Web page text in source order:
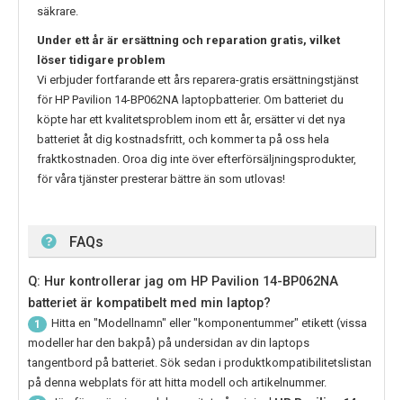
säkrare.
Under ett år är ersättning och reparation gratis, vilket
löser tidigare problem
Vi erbjuder fortfarande ett års reparera-gratis ersättningstjänst
förHP Pavilion 14-BP062NA laptopbatterier. Om batteriet du
köpte har ett kvalitetsproblem inom ett år, ersätter vi det nya
batteriet åt dig kostnadsfritt, och kommer ta på oss hela
fraktkostnaden. Oroa dig inte över efterförsäljningsprodukter,
för våra tjänster presterar bättre än som utlovas!
FAQs
Q: Hur kontrollerar jag om HP Pavilion 14-BP062NA
batteriet är kompatibelt med min laptop?
1
Hitta en "Modellnamn" eller "komponentummer" etikett (vissa
modeller har den bakpå) på undersidan av din laptops
tangentbord på batteriet. Sök sedan i produktkompatibilitetslistan
på denna webplats för att hitta modell och artikelnummer.